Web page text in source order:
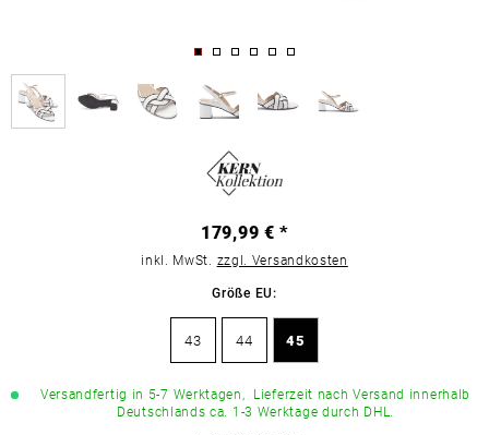
179,99 € *
inkl. MwSt. zzgl. Versandkosten
Größe EU:
43 44 45
Versandfertig in 5-7 Werktagen, Lieferzeit nach Versand innerhalb
Deutschlands ca. 1-3 Werktage durch DHL.